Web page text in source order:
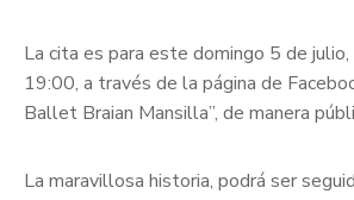
La cita es para este domingo 5 de
19:00, a través de la página de
Ballet Braian Mansilla”, de manera
La maravillosa historia, podrá ser